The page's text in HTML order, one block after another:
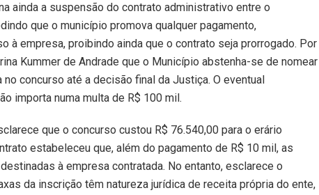
ainda a suspensão do contrato administrativo entre o
que o município promova qualquer pagamento,
à empresa, proibindo ainda que o contrato seja prorrogado. Por
Kummer de Andrade que o Município abstenha-se de nomear
concurso até a decisão final da Justiça. O eventual
importa numa multa de R$ 100 mil.
que o concurso custou R$ 76.540,00 para o erário
estabeleceu que, além do pagamento de R$ 10 mil, as
à empresa contratada. No entanto, esclarece o
da inscrição têm natureza jurídica de receita própria do ente,